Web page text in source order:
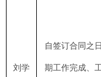
刘学
自签订合同之
期工作完成、